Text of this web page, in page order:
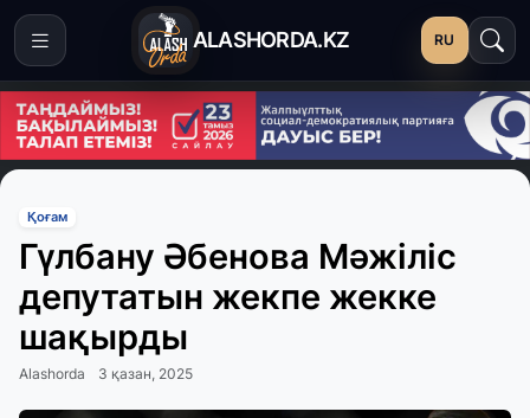
ALASHORDA.KZ RU
Қоғам
Гүлбану Әбенова Мәжіліс
депутатын жекпе жекке
шақырды
Alashorda 3 қазан, 2025